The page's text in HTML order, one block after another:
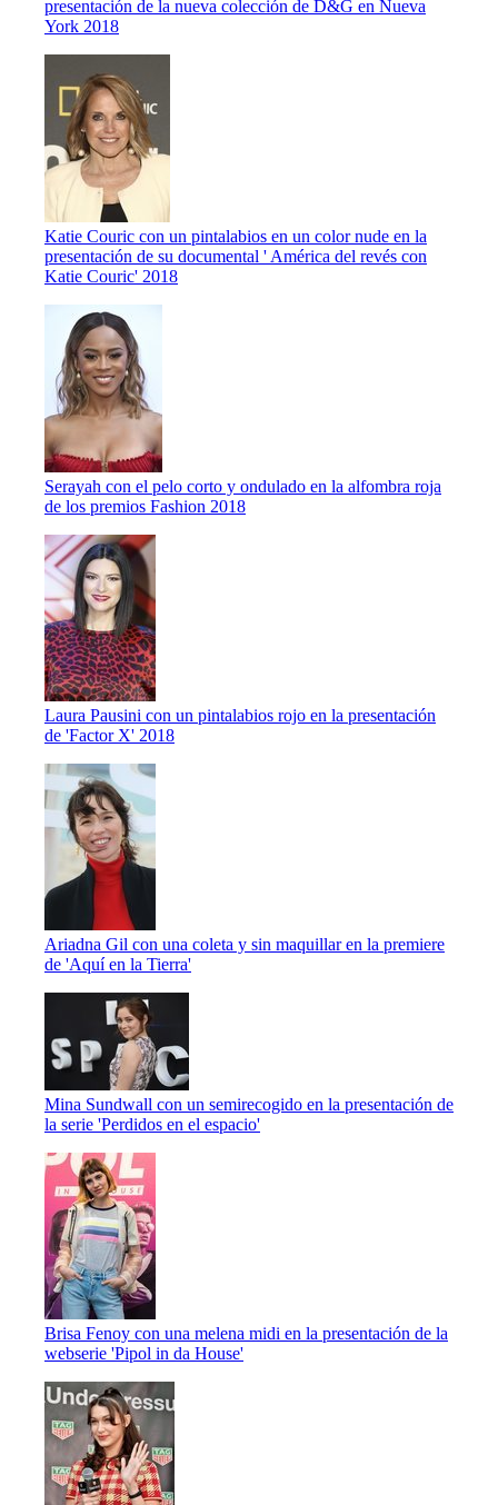
presentación de la nueva colección de D&G en Nueva
York 2018
Katie Couric con un pintalabios en un color nude en la
presentación de su documental ' América del revés con
Katie Couric' 2018
Serayah con el pelo corto y ondulado en la alfombra roja
de los premios Fashion 2018
Laura Pausini con un pintalabios rojo en la presentación
de 'Factor X' 2018
Ariadna Gil con una coleta y sin maquillar en la premiere
de 'Aquí en la Tierra'
Mina Sundwall con un semirecogido en la presentación de
la serie 'Perdidos en el espacio'
Brisa Fenoy con una melena midi en la presentación de la
webserie 'Pipol in da House'